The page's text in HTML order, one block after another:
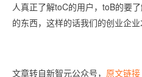
人真正了解toC的用户，toB的要
的东西，这样的话我们的创业企业
文章转自新智元公众号， 原文链接